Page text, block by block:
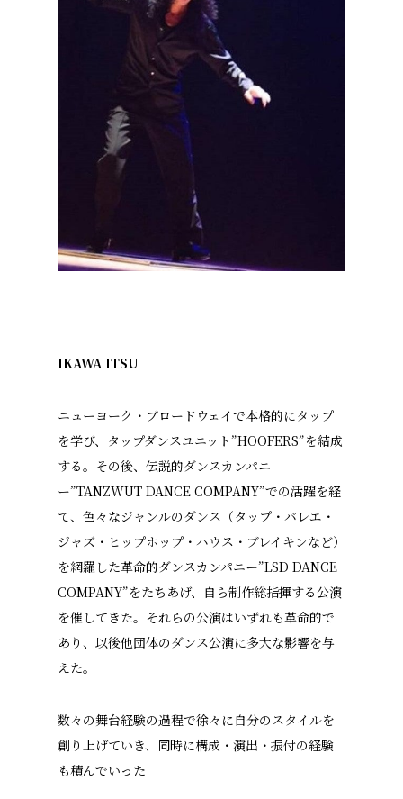
IKAWA ITSU
ニューヨーク・ブロードウェイで本格的にタップ
を学び、タップダンスユニット”HOOFERS”を結成
する。その後、伝説的ダンスカンパニ
ー”TANZWUT DANCE COMPANY”での活躍を経
て、色々なジャンルのダンス（タップ・バレエ・
ジャズ・ヒップホップ・ハウス・ブレイキンなど）
を網羅した革命的ダンスカンパニー”LSD DANCE
COMPANY”をたちあげ、自ら制作総指揮する公演
を催してきた。それらの公演はいずれも革命的で
あり、以後他団体のダンス公演に多大な影響を与
えた。
数々の舞台経験の過程で徐々に自分のスタイルを
創り上げていき、同時に構成・演出・振付の経験
も積んでいった